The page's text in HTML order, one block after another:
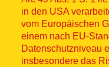
in den USA
vom Europäischen
einem nach EU-
Datenschutzniveau
insbesondere das
Kontakt